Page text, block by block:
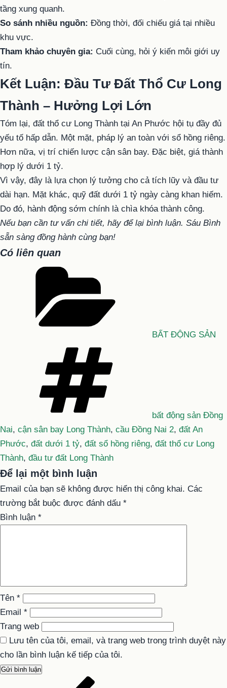
tầng xung quanh.
So sánh nhiều nguồn: Đồng thời, đối chiếu giá tại nhiều
khu vực.
Tham khảo chuyên gia: Cuối cùng, hỏi ý kiến môi giới uy
tín.
Kết Luận: Đầu Tư Đất Thổ Cư Long
Thành – Hưởng Lợi Lớn
Tóm lại, đất thổ cư Long Thành tại An Phước hội tụ đầy đủ
yếu tố hấp dẫn. Một mặt, pháp lý an toàn với sổ hồng riêng.
Hơn nữa, vị trí chiến lược cận sân bay. Đặc biệt, giá thành
hợp lý dưới 1 tỷ.
Vì vậy, đây là lựa chọn lý tưởng cho cả tích lũy và đầu tư
dài hạn. Mặt khác, quỹ đất dưới 1 tỷ ngày càng khan hiếm.
Do đó, hành động sớm chính là chìa khóa thành công.
Nếu bạn cần tư vấn chi tiết, hãy để lại bình luận. Sáu Bình
sẵn sàng đồng hành cùng bạn!
Có liên quan
BẤT ĐỘNG SẢN
bất động sản Đồng
Nai, cận sân bay Long Thành, cầu Đồng Nai 2, đất An
Phước, đất dưới 1 tỷ, đất sổ hồng riêng, đất thổ cư Long
Thành, đầu tư đất Long Thành
Để lại một bình luận
Email của bạn sẽ không được hiển thị công khai. Các
trường bắt buộc được đánh dấu *
Bình luận *
Tên *
Email *
Trang web
Lưu tên của tôi, email, và trang web trong trình duyệt này
cho lần bình luận kế tiếp của tôi.